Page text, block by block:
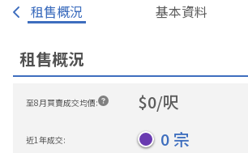
租售概況 基本資料
租售概況
至8月買賣成交均價: $0/呎
近1年成交: 0 宗